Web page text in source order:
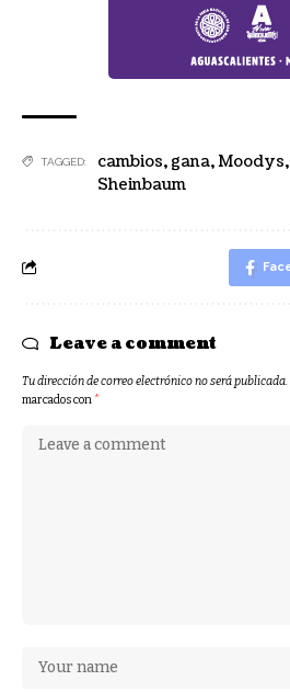
TAGGED: cambios, gana,Moodys,
Sheinbaum
Leave a comment
Tu dirección de correo electrónico no será publicada.
marcados con*